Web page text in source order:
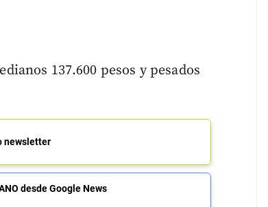
137.600 pesos y pesados
newsletter
desde Google News